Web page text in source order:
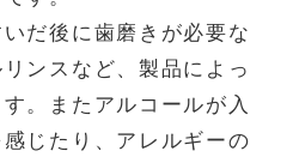
だ後に歯磨きが必要な
ンスなど、製品によっ
。またアルコールが入
じたり、アレルギーの